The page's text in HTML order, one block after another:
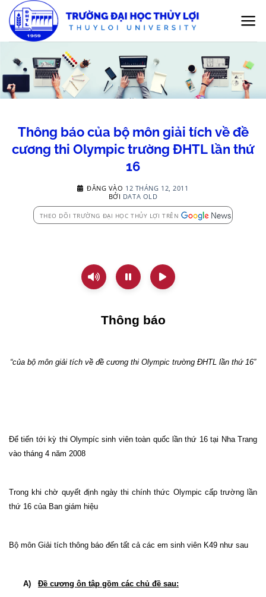
qua
nội
Thông báo của bộ môn giải tích về đề
cương thi Olympic trường ĐHTL lần thứ
16
ĐĂNG VÀO 12 THÁNG 12, 2011
BỞI DATA OLD
THEO DÕI TRƯỜNG ĐẠI HỌC THỦY LỢI TRÊN
Thông báo
“của bộ môn giải tích về đề cương thi Olympic trường ĐHTL lần thứ 16”
Để tiến tới kỳ thi Olympíc sinh viên toàn quốc lần thứ 16 tại Nha Trang
vào tháng 4 năm 2008
Trong khi chờ quyết định ngày thi chính thức Olympic cấp trường lần
thứ 16 của Ban giám hiệu
Bộ môn Giải tích thông báo đến tất cả các em sinh viên K49 như sau
A) Đề cương ôn tập gồm các chủ đề sau: